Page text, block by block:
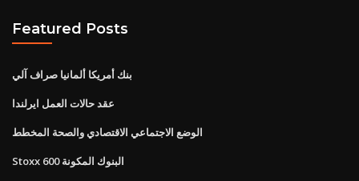
Featured Posts
بنك أمريكا ألمانيا صراف آلي
عقد حالات العمل ايرلندا
الوضع الاجتماعي الاقتصادي والصحة المخطط
Stoxx 600 البنوك المكونة